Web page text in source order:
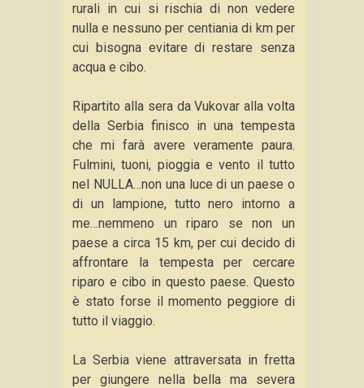
rurali in cui si rischia di non vedere
nulla e nessuno per centiania di km per
cui bisogna evitare di restare senza
acqua e cibo.
Ripartito alla sera da Vukovar alla volta
della Serbia finisco in una tempesta
che mi farà avere veramente paura.
Fulmini, tuoni, pioggia e vento il tutto
nel NULLA…non una luce di un paese o
di un lampione, tutto nero intorno a
me…nemmeno un riparo se non un
paese a circa 15 km, per cui decido di
affrontare la tempesta per cercare
riparo e cibo in questo paese. Questo
è stato forse il momento peggiore di
tutto il viaggio.
La Serbia viene attraversata in fretta
per giungere nella bella ma severa